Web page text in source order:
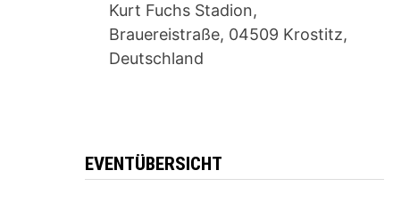
Kurt Fuchs Stadion,
Brauereistraße, 04509 Krostitz,
Deutschland
EVENTÜBERSICHT